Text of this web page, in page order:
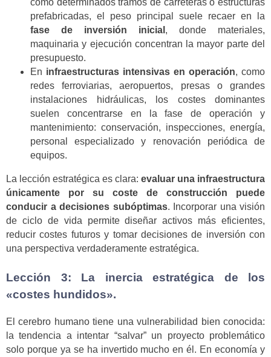
como determinados tramos de carreteras o estructuras
prefabricadas, el peso principal suele recaer en la
fase de inversión inicial , donde materiales,
maquinaria y ejecución concentran la mayor parte del
presupuesto.
En infraestructuras intensivas en operación, como
redes ferroviarias, aeropuertos, presas o grandes
instalaciones hidráulicas, los costes dominantes
suelen concentrarse en la fase de operación y
mantenimiento: conservación, inspecciones, energía,
personal especializado y renovación periódica de
equipos.
La lección estratégica es clara: evaluar una infraestructura
únicamente por su coste de construcción puede
conducir a decisiones subóptimas. Incorporar una visión
de ciclo de vida permite diseñar activos más eficientes,
reducir costes futuros y tomar decisiones de inversión con
una perspectiva verdaderamente estratégica.
Lección 3: La inercia estratégica de los
«costes hundidos».
El cerebro humano tiene una vulnerabilidad bien conocida:
la tendencia a intentar “salvar” un proyecto problemático
solo porque ya se ha invertido mucho en él. En economía y